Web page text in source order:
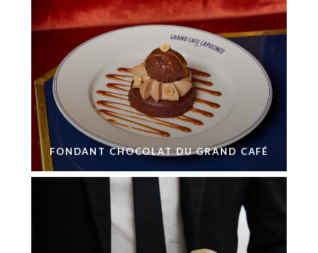
FONDANT CHOCOLAT DU GRAND CAFÉ